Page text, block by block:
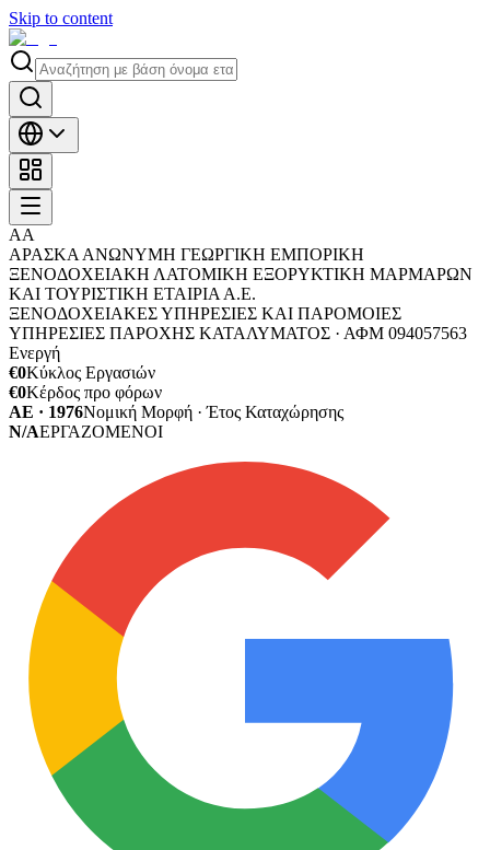
Skip to content
ΑΑ
ΑΡΑΣΚΑ ΑΝΩΝΥΜΗ ΓΕΩΡΓΙΚΗ ΕΜΠΟΡΙΚΗ
ΞΕΝΟΔΟΧΕΙΑΚΗ ΛΑΤΟΜΙΚΗ ΕΞΟΡΥΚΤΙΚΗ ΜΑΡΜΑΡΩΝ
ΚΑΙ ΤΟΥΡΙΣΤΙΚΗ ΕΤΑΙΡΙΑ Α.Ε.
ΞΕΝΟΔΟΧΕΙΑΚΕΣ ΥΠΗΡΕΣΙΕΣ ΚΑΙ ΠΑΡΟΜΟΙΕΣ
ΥΠΗΡΕΣΙΕΣ ΠΑΡΟΧΗΣ ΚΑΤΑΛΥΜΑΤΟΣ · ΑΦΜ 094057563
Ενεργή
€0Κύκλος Εργασιών
€0Κέρδος προ φόρων
ΑΕ · 1976Νομική Μορφή · Έτος Καταχώρησης
N/AΕΡΓΑΖΟΜΕΝΟΙ